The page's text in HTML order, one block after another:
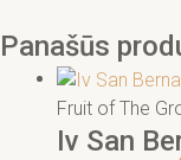
Panašūs
Fruit of The
Iv San